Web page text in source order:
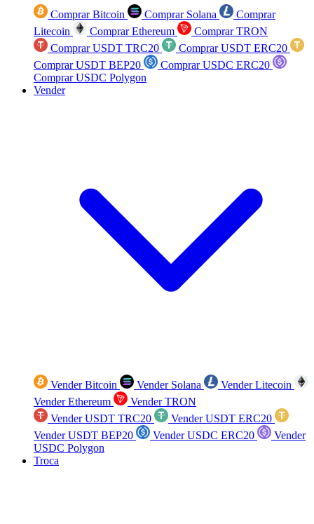
Comprar Bitcoin Comprar Solana
Comprar
Litecoin
Comprar Ethereum
Comprar TRON
Comprar USDT TRC20
Comprar USDT ERC20
Comprar USDT BEP20
Comprar USDC ERC20
Comprar USDC Polygon
Vender
Vender Bitcoin Vender Solana
Vender Litecoin
Vender Ethereum
Vender TRON
Vender USDT TRC20
Vender USDT ERC20
Vender USDT BEP20
Vender USDC ERC20
Vender
USDC Polygon
Troca